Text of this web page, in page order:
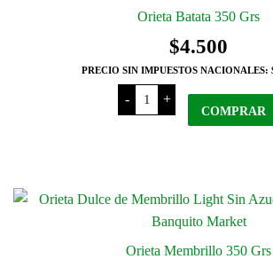
Orieta Batata 350 Grs
$4.500
PRECIO SIN IMPUESTOS NACIONALES:
-
Orieta
Batata
350
+
COMPRAR
Orieta Membrillo 350 Grs